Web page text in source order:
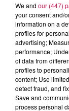
We and our (447)
your consent and/
information on a
profiles for
advertising;
performance;
of data from
profiles to
content; Use
detect fraud, and
Save and
process personal